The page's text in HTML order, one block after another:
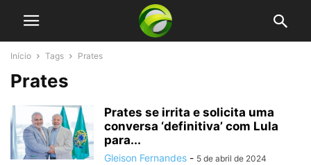
Início Tags Prates
Prates
Prates se irrita e solicita uma
conversa ‘definitiva’ com Lula
para...
Gleison Fernandes - 5 de abril de 2024